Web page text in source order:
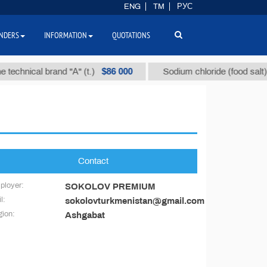
brand "А" (t.) $86 000 Sodium chloride (food salt)
Contact
SOKOLOV PREMIUM
sokolovturkmenistan@gmail.com
Ashgabat
ENG TM РУС
INFORMATION QUOTATIONS